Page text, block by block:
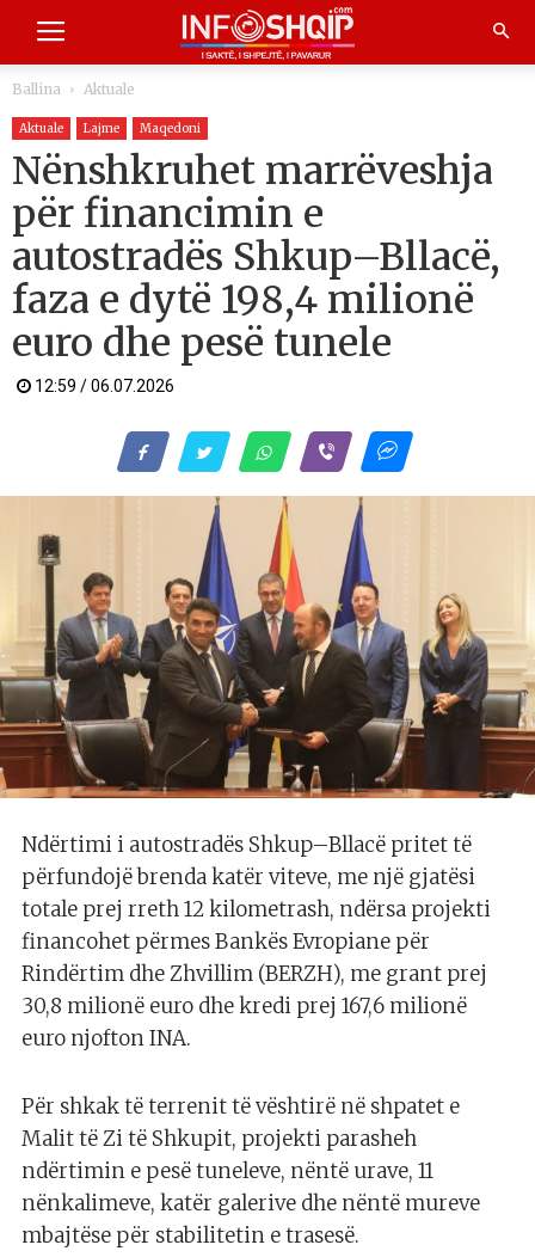
Ballina Aktuale
Aktuale Lajme Maqedoni
Nënshkruhet marrëveshja
për financimin e
autostradës Shkup–Bllacë,
faza e dytë 198,4 milionë
euro dhe pesë tunele
12:59 / 06.07.2026
Ndërtimi i autostradës Shkup–Bllacë pritet të
përfundojë brenda katër viteve, me një gjatësi
totale prej rreth 12 kilometrash, ndërsa projekti
financohet përmes Bankës Evropiane për
Rindërtim dhe Zhvillim (BERZH), me grant prej
30,8 milionë euro dhe kredi prej 167,6 milionë
euro njofton INA.
Për shkak të terrenit të vështirë në shpatet e
Malit të Zi të Shkupit, projekti parasheh
ndërtimin e pesë tuneleve, nëntë urave, 11
nënkalimeve, katër galerive dhe nëntë mureve
mbajtëse për stabilitetin e trasesë.